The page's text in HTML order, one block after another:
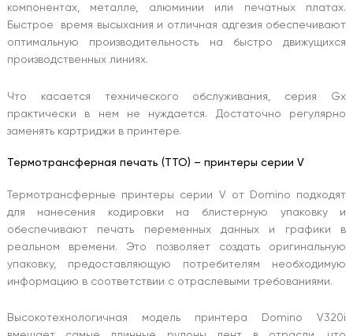
компонентах, металле, алюминии или печатных платах.
Быстрое время высыхания и отличная адгезия обеспечивают
оптимальную производительность на быстро движущихся
производственных линиях.
Что касается технического обслуживания, серия Gx
практически в нем не нуждается. Достаточно регулярно
заменять картриджи в принтере.
Термотрансферная печать (TTO) – принтеры серии V
Термотрансферные принтеры серии V от Domino подходят
для нанесения кодировки на блистерную упаковку и
обеспечивают печать переменных данных и графики в
реальном времени. Это позволяет создать оригинальную
упаковку, предоставляющую потребителям необходимую
информацию в соответствии с отраслевыми требованиями.
Высокотехнологичная модель принтера Domino V320i